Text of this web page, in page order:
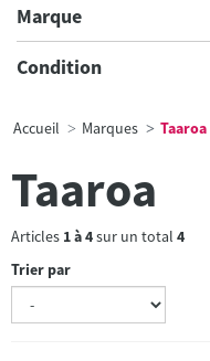
Marque
Condition
Accueil Marques Taaroa
Taaroa
Articles 1à4sur un total 4
Trier par